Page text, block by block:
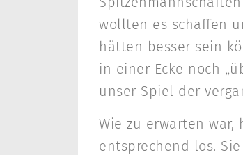
wollten es schaffen
hätten besser sein
in einer Ecke noch
unser Spiel der
Wie zu erwarten
entsprechend los.